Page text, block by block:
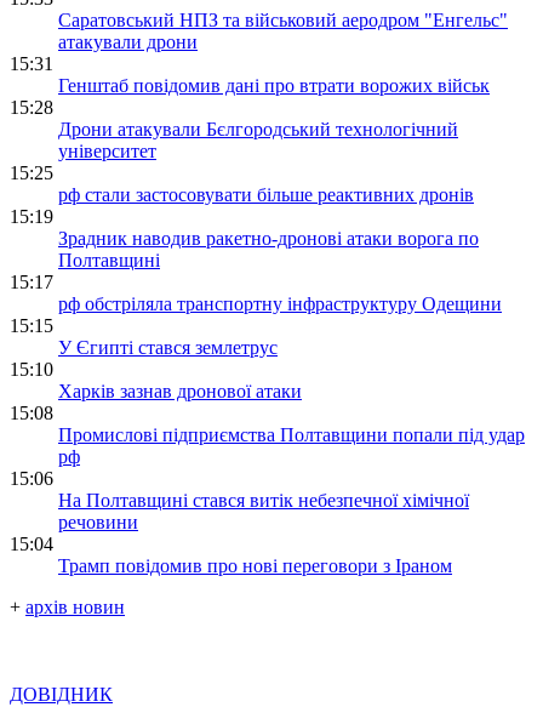
Саратовський НПЗ та військовий аеродром "Енгельс"
атакували дрони
15:31
Генштаб повідомив дані про втрати ворожих військ
15:28
Дрони атакували Бєлгородський технологічний
університет
15:25
рф стали застосовувати більше реактивних дронів
15:19
Зрадник наводив ракетно-дронові атаки ворога по
Полтавщині
15:17
рф обстріляла транспортну інфраструктуру Одещини
15:15
У Єгипті стався землетрус
15:10
Харків зазнав дронової атаки
15:08
Промислові підприємства Полтавщини попали під удар
рф
15:06
На Полтавщині стався витік небезпечної хімічної
речовини
15:04
Трамп повідомив про нові переговори з Іраном
+ архів новин
ДОВІДНИК